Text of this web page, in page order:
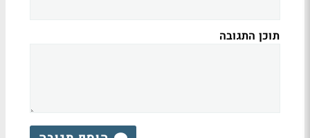
תוכן התגובה